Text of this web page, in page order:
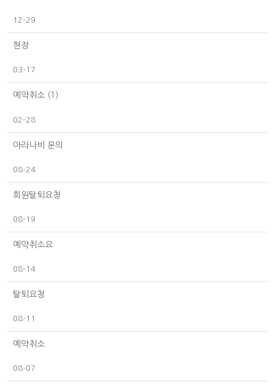
12-29
현장
03-17
예약취소 (1)
02-28
아라나비 문의
08-24
회원탈퇴요청
08-19
예약취소요
08-14
탈퇴요청
08-11
예약취소
08-07